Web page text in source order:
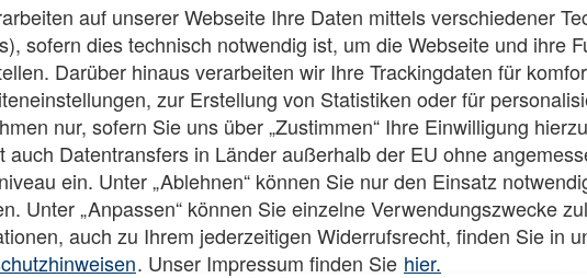
bereits besetzt.
auf unserer Webseite Ihre Daten mittels verschiedener
sofern dies technisch notwendig ist, um die Webseite und ihre
Darüber hinaus verarbeiten wir Ihre Trackingdaten für
zur Erstellung von Statistiken oder für
nur, sofern Sie uns über „Zustimmen“ Ihre Einwilligung
auch Datentransfers in Länder außerhalb der EU ohne
ein. Unter „Ablehnen“ können Sie nur den Einsatz
Unter „Anpassen“ können Sie einzelne Verwendungszwecke
auch zu Ihrem jederzeitigen Widerrufsrecht, finden Sie in
. Unser Impressum finden Sie hier.